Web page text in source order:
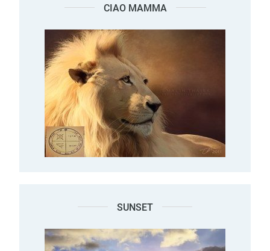
CIAO MAMMA
SUNSET